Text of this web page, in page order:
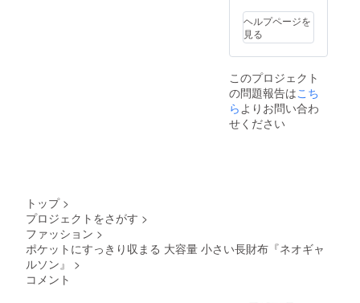
旬よ
り、お
申込み
順に発
タート
を予定
してお
りま
す。
色が異
なる場
合がご
ざいま
革はそ
の時の
ロット
ごとに
風合い
旬よ
ヘルプページを
見る
このプロジェクト
の問題報告はこち
らよりお問い合わ
せください
トップ >
プロジェクトをさがす >
ファッション >
ポケットにすっきり収まる 大容量 小さい長財布『ネオギャ
ルソン』
>
コメント